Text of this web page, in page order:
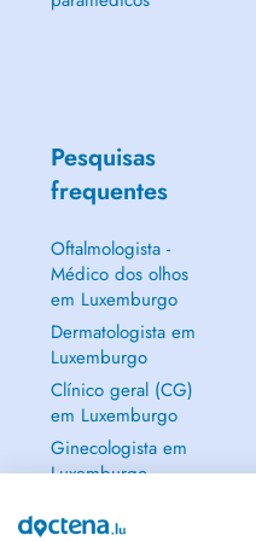
Pesquisas
frequentes
Oftalmologista -
Médico dos olhos
em Luxemburgo
Dermatologista em
Luxemburgo
Clínico geral (CG)
em Luxemburgo
Ginecologista em
Luxemburgo